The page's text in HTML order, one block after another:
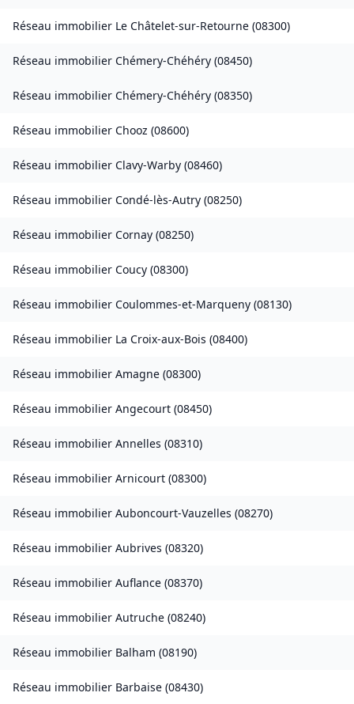
Réseau immobilier Le Châtelet-sur-Retourne (08300)
Réseau immobilier Chémery-Chéhéry (08450)
Réseau immobilier Chémery-Chéhéry (08350)
Réseau immobilier Chooz (08600)
Réseau immobilier Clavy-Warby (08460)
Réseau immobilier Condé-lès-Autry (08250)
Réseau immobilier Cornay (08250)
Réseau immobilier Coucy (08300)
Réseau immobilier Coulommes-et-Marqueny (08130)
Réseau immobilier La Croix-aux-Bois (08400)
Réseau immobilier Amagne (08300)
Réseau immobilier Angecourt (08450)
Réseau immobilier Annelles (08310)
Réseau immobilier Arnicourt (08300)
Réseau immobilier Auboncourt-Vauzelles (08270)
Réseau immobilier Aubrives (08320)
Réseau immobilier Auflance (08370)
Réseau immobilier Autruche (08240)
Réseau immobilier Balham (08190)
Réseau immobilier Barbaise (08430)